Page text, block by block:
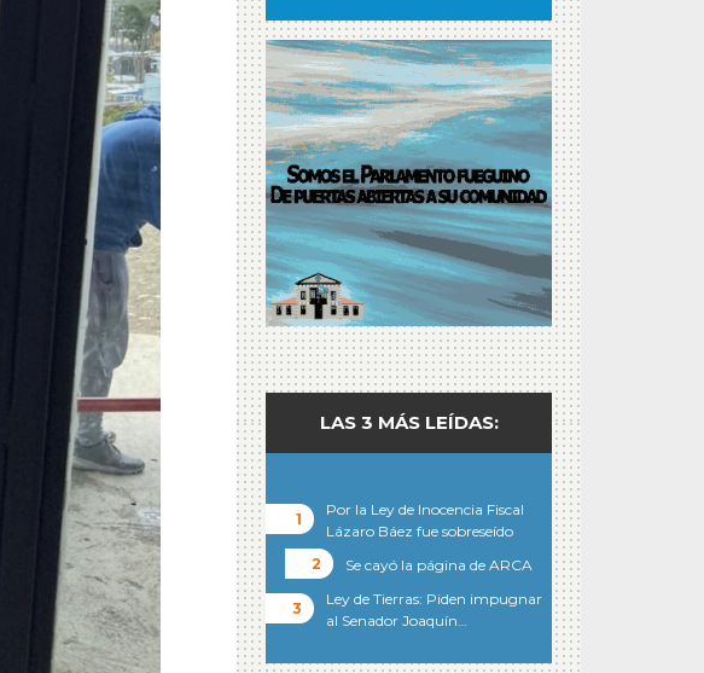
LAS 3 MÁS LEÍDAS:
Por la Ley de Inocencia Fiscal
Lázaro Báez fue sobreseído
Se cayó la página de ARCA
Ley de Tierras: Piden impugnar
al Senador Joaquín…